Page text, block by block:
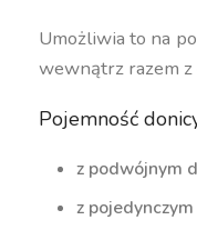
Umożliwia to na
wewnątrz razem z
Pojemność
z podwójnym
z